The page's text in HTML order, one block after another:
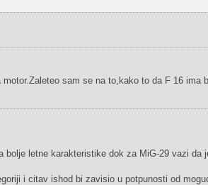
sam se na to,kako to da F 16 ima
bolje letne karakteristike dok za MiG-29 vazi da
i citav ishod bi zavisio u potpunosti od